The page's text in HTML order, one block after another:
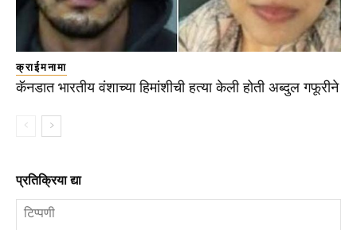
क्राईमनामा
कॅनडात भारतीय वंशाच्या हिमांशीची हत्या केली होती अब्दुल गफूरीने
प्रतिक्रिया द्या